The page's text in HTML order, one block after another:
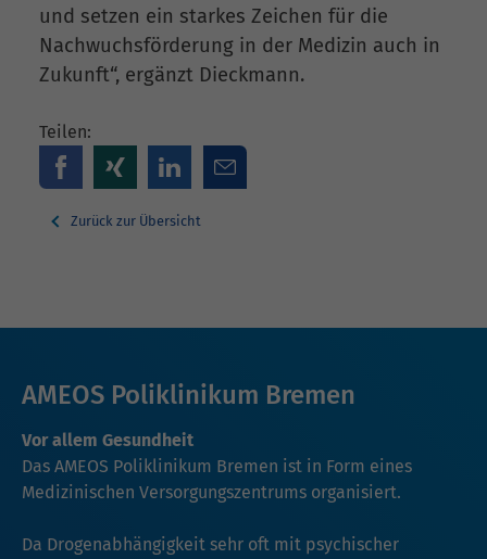
und setzen ein starkes Zeichen für die
Nachwuchsförderung in der Medizin auch in
Zukunft“, ergänzt Dieckmann.
Teilen:
Zurück zur Übersicht
AMEOS Poliklinikum Bremen
Vor allem Gesundheit
Das AMEOS Poliklinikum Bremen ist in Form eines
Medizinischen Versorgungszentrums organisiert.
Da Drogenabhängigkeit sehr oft mit psychischer